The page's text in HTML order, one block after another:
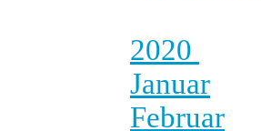
2020
Januar
Februar